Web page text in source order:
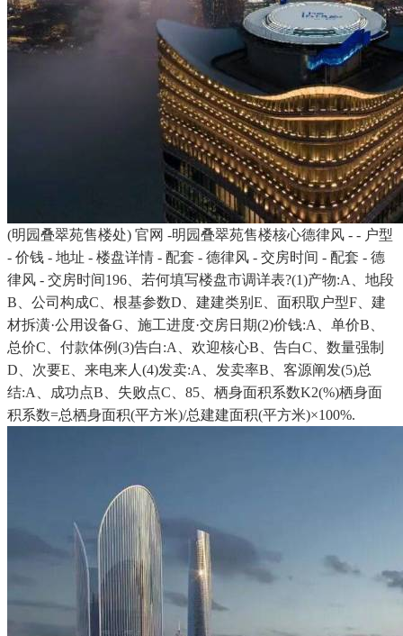
(明园叠翠苑售楼处) 官网 -明园叠翠苑售楼核心德律风 - - 户型
- 价钱 - 地址 - 楼盘详情 - 配套 - 德律风 - 交房时间 - 配套 - 德
律风 - 交房时间196、若何填写楼盘市调详表?(1)产物:A、地段
B、公司构成C、根基参数D、建建类别E、面积取户型F、建
材拆潢·公用设备G、施工进度·交房日期(2)价钱:A、单价B、
总价C、付款体例(3)告白:A、欢迎核心B、告白C、数量强制
D、次要E、来电来人(4)发卖:A、发卖率B、客源阐发(5)总
结:A、成功点B、失败点C、85、栖身面积系数K2(%)栖身面
积系数=总栖身面积(平方米)/总建建面积(平方米)×100%.